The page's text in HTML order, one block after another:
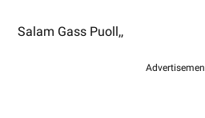
Salam Gass Puoll,,